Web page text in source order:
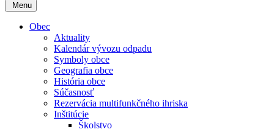
Menu
Obec
Aktuality
Kalendár vývozu odpadu
Symboly obce
Geografia obce
História obce
Súčasnosť
Rezervácia multifunkčného ihriska
Inštitúcie
Školstvo